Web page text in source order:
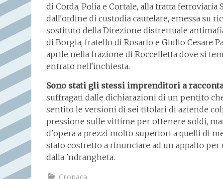
di Corda, Polia e Cortale, alla tratta
dall'ordine di custodia cautelare, emessa su
sostituto della Direzione distrettuale
di Borgia, fratello di Rosario e Giulio Cesare
aprile nella frazione di Roccelletta dove si
entrato nell'inchiesta.
Sono stati gli stessi imprenditori a
suffragati dalle dichiarazioni di un pentito
sentito le versioni di sei titolari di aziende
pressione sulle vittime per ottenere soldi,
d'opera a prezzi molto superiori a quelli di
stato costretto a rinunciare ad un appalto
dalla 'ndrangheta.
Cronaca